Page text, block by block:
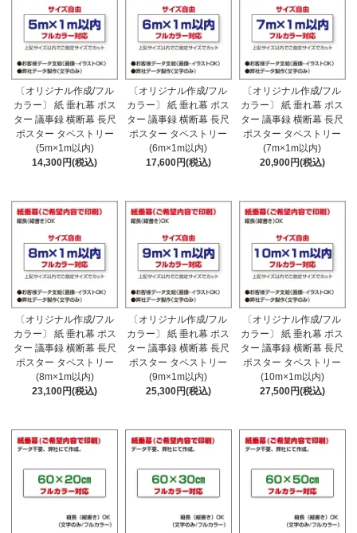
〔オリジナル作成/フル
カラー〕 紙 垂れ幕 ポス
ター 議事録 横断幕 長尺
ポスター タペストリー
(5m×1m以内)
14,300円(税込)
〔オリジナル作成/フル
カラー〕 紙 垂れ幕 ポス
ター 議事録 横断幕 長尺
ポスター タペストリー
(6m×1m以内)
17,600円(税込)
〔オリジナル作成/フル
カラー〕 紙 垂れ幕 ポス
ター 議事録 横断幕 長尺
ポスター タペストリー
(7m×1m以内)
20,900円(税込)
〔オリジナル作成/フル
カラー〕 紙 垂れ幕 ポス
ター 議事録 横断幕 長尺
ポスター タペストリー
(8m×1m以内)
23,100円(税込)
〔オリジナル作成/フル
カラー〕 紙 垂れ幕 ポス
ター 議事録 横断幕 長尺
ポスター タペストリー
(9m×1m以内)
25,300円(税込)
〔オリジナル作成/フル
カラー〕 紙 垂れ幕 ポス
ター 議事録 横断幕 長尺
ポスター タペストリー
(10m×1m以内)
27,500円(税込)